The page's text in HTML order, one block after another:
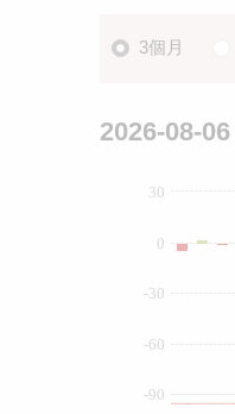
3個月
2026-08-06
-90
-60
-30
0
30